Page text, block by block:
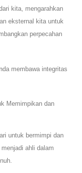
kita, mengarahkan
eksternal kita untuk
perpecahan
membawa integritas
Memimpikan dan
untuk bermimpi dan
ahli dalam